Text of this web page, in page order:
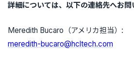
詳細については、以下の連絡先へお問
Meredith Bucaro（アメリカ担当）:
meredith-bucaro@hcltech.com